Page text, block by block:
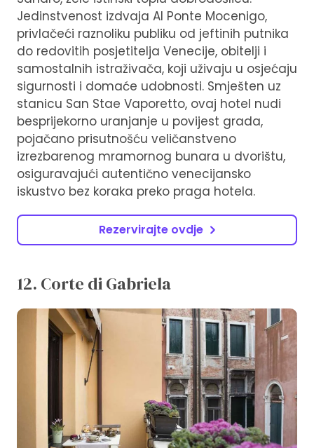
Jedinstvenost izdvaja Al Ponte Mocenigo,
privlačeći raznoliku publiku od jeftinih putnika
do redovitih posjetitelja Venecije, obitelji i
samostalnih istraživača, koji uživaju u osjećaju
sigurnosti i domaće udobnosti. Smješten uz
stanicu San Stae Vaporetto, ovaj hotel nudi
besprijekorno uranjanje u povijest grada,
pojačano prisutnošću veličanstveno
izrezbarenog mramornog bunara u dvorištu,
osiguravajući autentično venecijansko
iskustvo bez koraka preko praga hotela.
Rezervirajte ovdje
12. Corte di Gabriela